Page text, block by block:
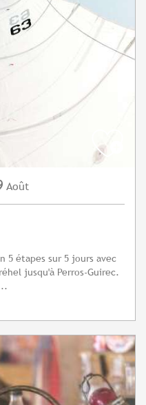
Août
5 étapes sur 5 jours avec
jusqu'à Perros-Guirec.